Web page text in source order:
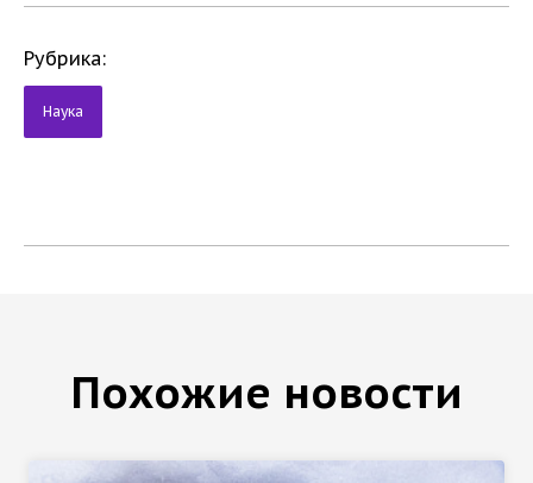
Рубрика:
Наука
Похожие новости